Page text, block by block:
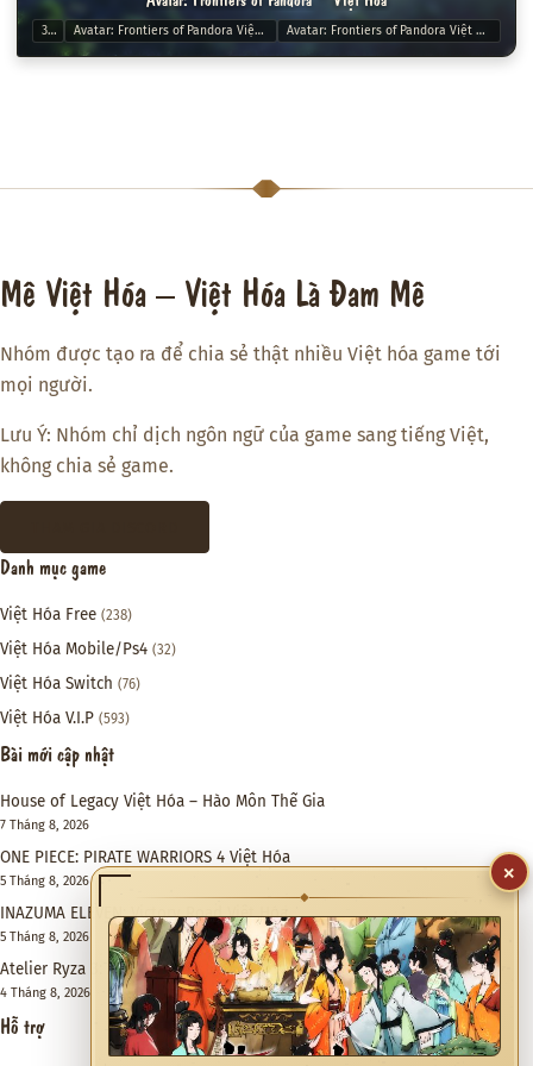
3D Avatar: Frontiers of Pandora Việt Hoá Avatar: Frontiers of Pandora Việt Hoám
Mê Việt Hóa – Việt Hóa Là Đam Mê
Nhóm được tạo ra để chia sẻ thật nhiều Việt hóa game tới
mọi người.
Lưu Ý: Nhóm chỉ dịch ngôn ngữ của game sang tiếng Việt,
không chia sẻ game.
Danh mục game
Việt Hóa Free (238)
Việt Hóa Mobile/Ps4 (32)
Việt Hóa Switch (76)
Việt Hóa V.I.P (593)
Bài mới cập nhật
House of Legacy Việt Hóa – Hào Môn Thế Gia
7 Tháng 8, 2026
ONE PIECE: PIRATE WARRIORS 4 Việt Hóa
5 Tháng 8, 2026
INAZUMA ELEVEN: Victory Road Việt Hóa
5 Tháng 8, 2026
Atelier Ryza 3: Alchemist of the End & the Secret Key DX Việt Hóa
4 Tháng 8, 2026
Hỗ trợ
×
◆